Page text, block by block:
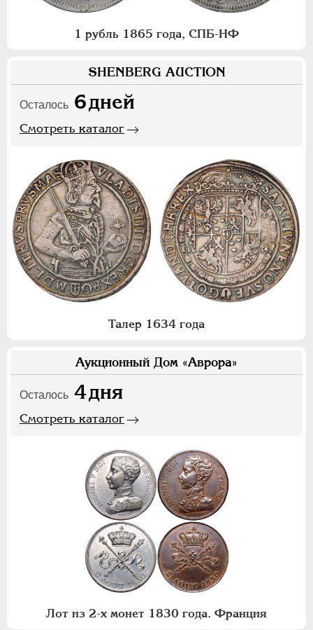
1 рубль 1865 года, СПБ-НФ
SHENBERG AUCTION
Осталось 6дней
Смотреть каталог
Талер 1634 года
Аукционный Дом «Аврора»
Осталось 4дня
Смотреть каталог
Лот из 2-х монет 1830 года. Франция